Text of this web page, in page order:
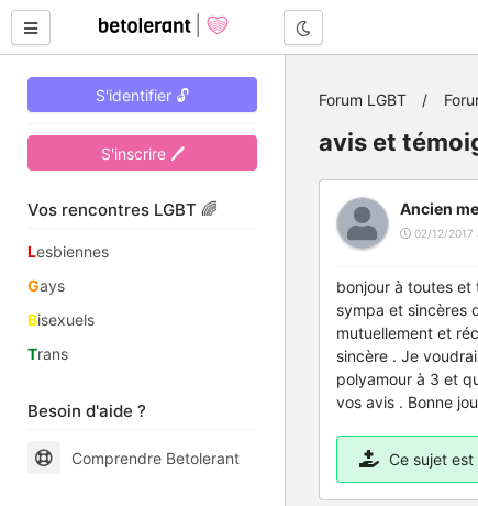
S'identifier 🔓
S'inscrire 🖊
Vos rencontres LGBT 🌈
Lesbiennes
Gays
Bisexuels
Trans
Besoin d'aide ?
Comprendre Betolerant
Forum LGBT
avis et
Ancien
02/12/2017
bonjour à toutes et
sympa et sincères
mutuellement et
sincère . Je
polyamour à 3 et
vos avis . Bonne
Ce sujet est